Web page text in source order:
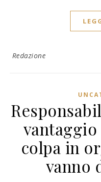
Redazione
vantaggio
colpa in
vanno